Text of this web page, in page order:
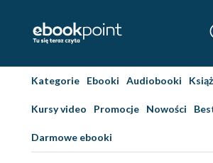
Kategorie Ebooki Audiobooki
Kursy video Promocje Nowości
Darmowe ebooki